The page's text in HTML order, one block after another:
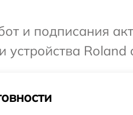
и подписания